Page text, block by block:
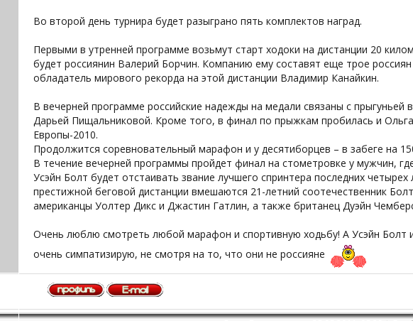
Во второй день турнира будет разыграно пять комплектов наград.
Первыми в утренней программе возьмут старт ходоки на дистанции 20
будет россиянин Валерий Борчин. Компанию ему составят еще трое
обладатель мирового рекорда на этой дистанции Владимир Канайкин.
В вечерней программе российские надежды на медали связаны с
Дарьей Пищальниковой. Кроме того, в финал по прыжкам пробилась и
Европы-2010.
Продолжится соревновательный марафон и у десятиборцев – в забеге на
В течение вечерней программы пройдет финал на стометровке у мужчин,
Усэйн Болт будет отстаивать звание лучшего спринтера последних
престижной беговой дистанции вмешаются 21-летний соотечественник
американцы Уолтер Дикс и Джастин Гатлин, а также британец Дуэйн
Очень люблю смотреть любой марафон и спортивную ходьбу! А Усэйн
очень симпатизирую, не смотря на то, что они не россияне